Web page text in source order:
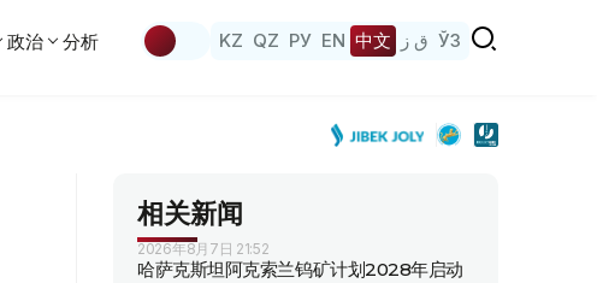
政治 分析 KZ QZ РУ EN 中文 ق ز ЎЗ
相关新闻
2026年8月7日 21:52
哈萨克斯坦阿克索兰钨矿计划2028年启动